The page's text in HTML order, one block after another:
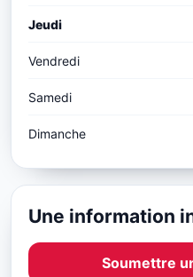
Jeudi
Vendredi
Samedi
Dimanche
Une information
Soumettre